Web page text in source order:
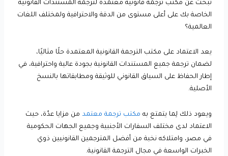
تبحث عن مكتب ترجمة قانونية معتمدة لترجمة المستندات القانونية
الخاصة بك على أعلى مستوى من الدقة والاحترافية ولمختلف اللغات
العالمية؟
يعد الاعتماد على مكتب الترجمة القانونية المعتمدة حلًا مثاليًا،
لضمان ترجمة جميع المستندات القانونية بجودة عالية واحترافية، في
إطار الحفاظ على السياق القانوني للوثيقة ومطابقاتها بالنسخ
الأصلية.
ويعود ذلك لِما يتمتع به مكتب ترجمة معتمد من مزايا عدّة، حيث
الاعتماد لدى مختلف السفارات الأجنبية وجميع الجهات الحكومية
في مصر، وامتلاكه نخبة من أفضل المترجمين القانونيين ذوي
الخبرات الواسعة في مجال الترجمة القانونية.